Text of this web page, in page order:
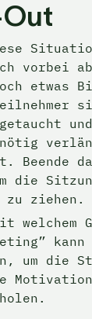
vorbei
etwas
Beende
die
ziehen.
welchem
kann
um die